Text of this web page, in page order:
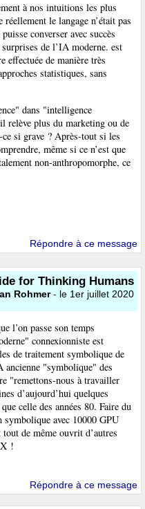
à nos intuitions les plus
le langage n’était pas
converser avec succès
de l’IA moderne. est
effectuée de manière très
statistiques, sans
dans "intelligence
relève plus du marketing ou de
si grave ? Après-tout si les
même si ce n’est que
non-anthropomorphe, ce
Répondre à ce message
for Thinking Humans
Rohmer- le 1er juillet 2020
l’on passe son temps
connexionniste est
de traitement symbolique de
ancienne "symbolique" des
"remettons-nous à travailler
d’aujourd’hui quelques
celle des années 80. Faire du
avec 10000 GPU
de même ouvrit d’autres
!
Répondre à ce message